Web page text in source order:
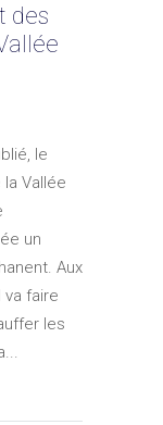
des
le
Vallée
un
Aux
faire
les